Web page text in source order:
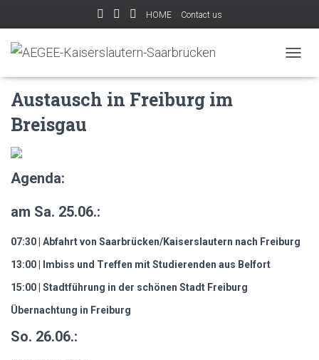
HOME Contact us
Austausch in Freiburg im
Breisgau
Agenda:
am Sa. 25.06.:
07:30 | Abfahrt von Saarbrücken/Kaiserslautern nach Freiburg
13:00 | Imbiss und Treffen mit Studierenden aus Belfort
15:00 | Stadtführung in der schönen Stadt Freiburg
Übernachtung in Freiburg
So. 26.06.: